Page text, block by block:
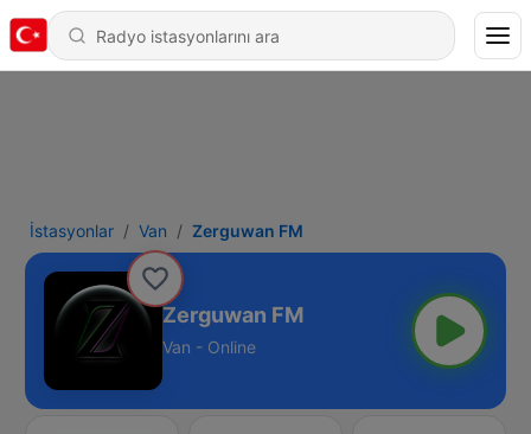
İstasyonlar Van Zerguwan FM
Zerguwan FM
Van - Online